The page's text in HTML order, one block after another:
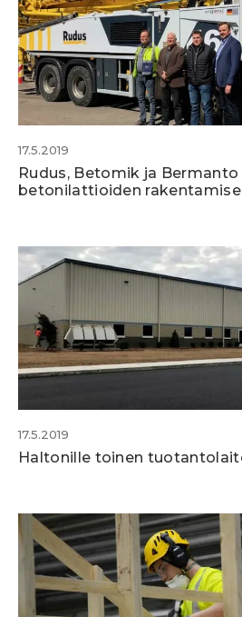
17.5.2019
Rudus, Betomik ja
betonilattioiden
17.5.2019
Haltonille toinen